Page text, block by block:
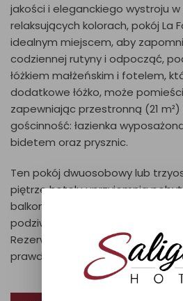
jakości i eleganckiego wystroju
relaksujących kolorach, pokój La
idealnym miejscem, aby
codziennej rutyny i odpocząć,
łóżkiem małżeńskim i fotelem,
dodatkowe łóżko, może
zapewniając przestronną (21
gościnność: łazienka
bidetem oraz prysznic.
Ten pokój dwuosobowy lub
piętrze hotelu uprzyjemnia
balkonowi o powierzchni 9 m², z
podziwiać panoramę gór
Rezerwat Przyrody Pian di
prawdziwą ucztę dla oczu i